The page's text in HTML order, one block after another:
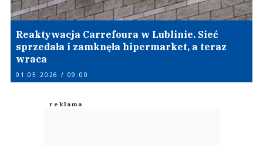
Reaktywacja Carrefoura w Lublinie. Sieć
sprzedała i zamknęła hipermarket, a teraz
wraca
01.05.2026 / 09:00